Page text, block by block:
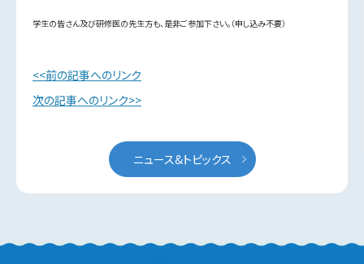
学生の皆さん及び研修医の先生方も、是非ご参加下さい。（申し込み不要）
前の記事へのリンク
次の記事へのリンク
ニュース&トピックス